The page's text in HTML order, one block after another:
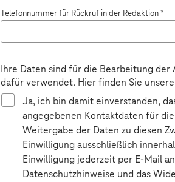
Telefonnummer für Rückruf in der Redaktion *
Ihre Daten sind für die Bearbeitung
dafür verwendet. Hier finden Sie unsere
Ja, ich bin damit einverstanden,
angegebenen Kontaktdaten für
Weitergabe der Daten zu diesen
Einwilligung ausschließlich
Einwilligung jederzeit per E-Mail
Datenschutzhinweise und das